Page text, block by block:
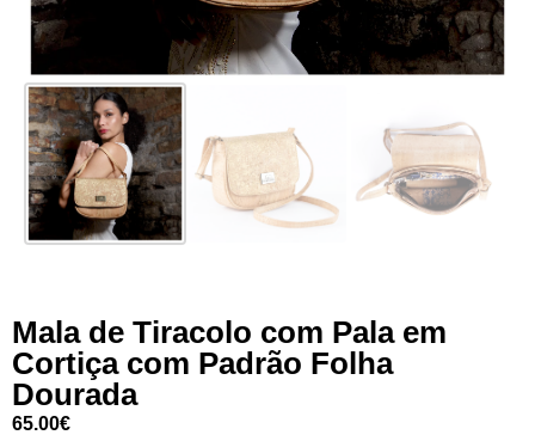
Mala de Tiracolo com Pala em
Cortiça com Padrão Folha
Dourada
65.00€